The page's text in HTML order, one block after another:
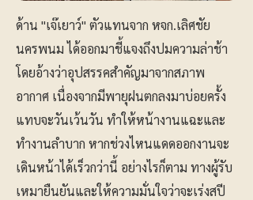
ด้าน "เจ๊เยาว์" ตัวแทนจาก หจก.เลิศชัย
นครพนม ได้ออกมาชี้แจงถึงปมความล่าช้า
โดยอ้างว่าอุปสรรคสำคัญมาจากสภาพ
อากาศ เนื่องจากมีพายุฝนตกลงมาบ่อยครั้ง
แทบจะวันเว้นวัน ทำให้หน้างานแฉะและ
ทำงานลำบาก หากช่วงไหนแดดออกงานจะ
เดินหน้าได้เร็วกว่านี้ อย่างไรก็ตาม ทางผู้รับ
เหมายืนยันและให้ความมั่นใจว่าจะเร่งสปี